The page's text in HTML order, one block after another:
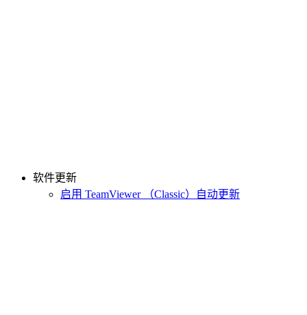
软件更新
启用 TeamViewer （Classic）自动更新